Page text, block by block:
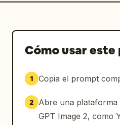
Cómo usar
1 Copia el prompt
2
Abre una plataforma
GPT Image 2, como